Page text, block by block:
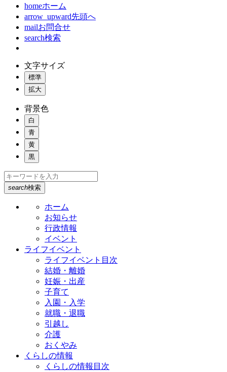
homeホーム
arrow_upward先頭へ
mailお問合せ
search検索
文字サイズ
標準
拡大
背景色
白
青
黄
黒
search検索
ホーム
お知らせ
行政情報
イベント
ライフイベント
ライフイベント目次
結婚・離婚
妊娠・出産
子育て
入園・入学
就職・退職
引越し
介護
おくやみ
くらしの情報
くらしの情報目次